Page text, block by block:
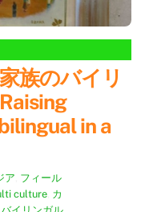
族のバイリ
in a
ア フィール
culture カ